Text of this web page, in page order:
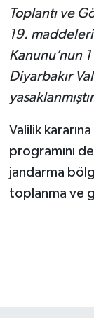
Toplantı ve
19.
Kanunu’nun
Diyarbakır
Valilik
programını
jandarma
toplanma ve